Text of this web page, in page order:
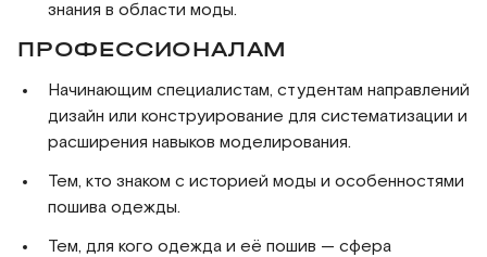
знания в области моды.
ПРОФЕССИОНАЛАМ
Начинающим специалистам, студентам направлений
дизайн или конструирование для систематизации и
расширения навыков моделирования.
Тем, кто знаком с историей моды и особенностями
пошива одежды.
Тем, для кого одежда и её пошив — сфера